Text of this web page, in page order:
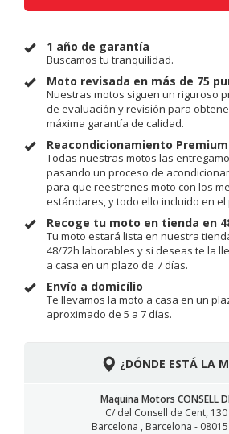
1 año de garantía
Buscamos tu tranquilidad.
Moto revisada en más de 75
Nuestras motos siguen un riguroso
de evaluación y revisión para
máxima garantía de calidad.
Reacondicionamiento Premium
Todas nuestras motos las
pasando un proceso de
para que reestrenes moto con los
estándares, y todo ello incluido en el
Recoge tu moto en tienda en
Tu moto estará lista en nuestra
48/72h laborables y si deseas te la
a casa en un plazo de 7 días.
Envío a domicílio
Te llevamos la moto a casa en un
aproximado de 5 a 7 días.
¿DÓNDE ESTÁ LA
Maquina Motors CONSELL
C/ del Consell de Cent, 130
Barcelona , Barcelona - 08015